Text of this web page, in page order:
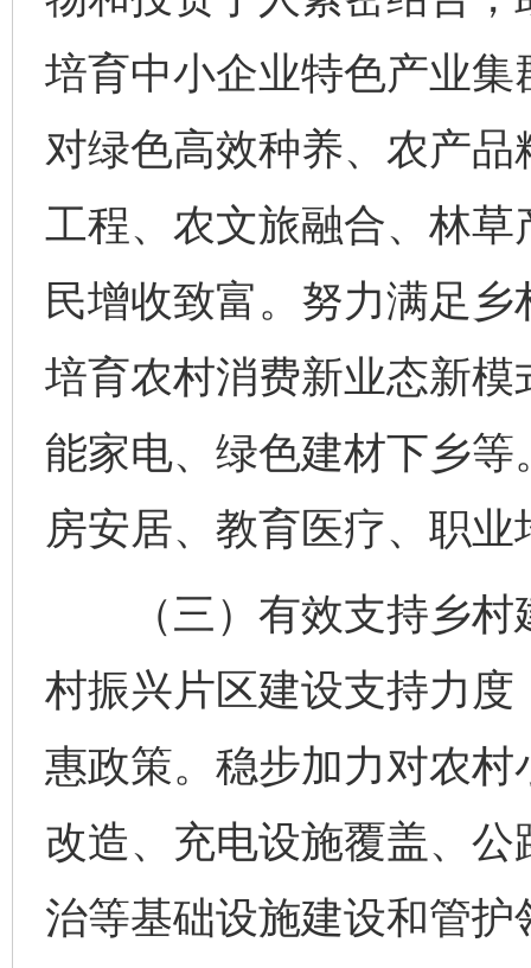
培育中小企业特色产业
对绿色高效种养、农产
工程、农文旅融合、林
民增收致富。努力满足
培育农村消费新业态新
能家电、绿色建材下乡
房安居、教育医疗、职
（三）有效支持乡村
村振兴片区建设支持力
惠政策。稳步加力对农
改造、充电设施覆盖、
治等基础设施建设和管